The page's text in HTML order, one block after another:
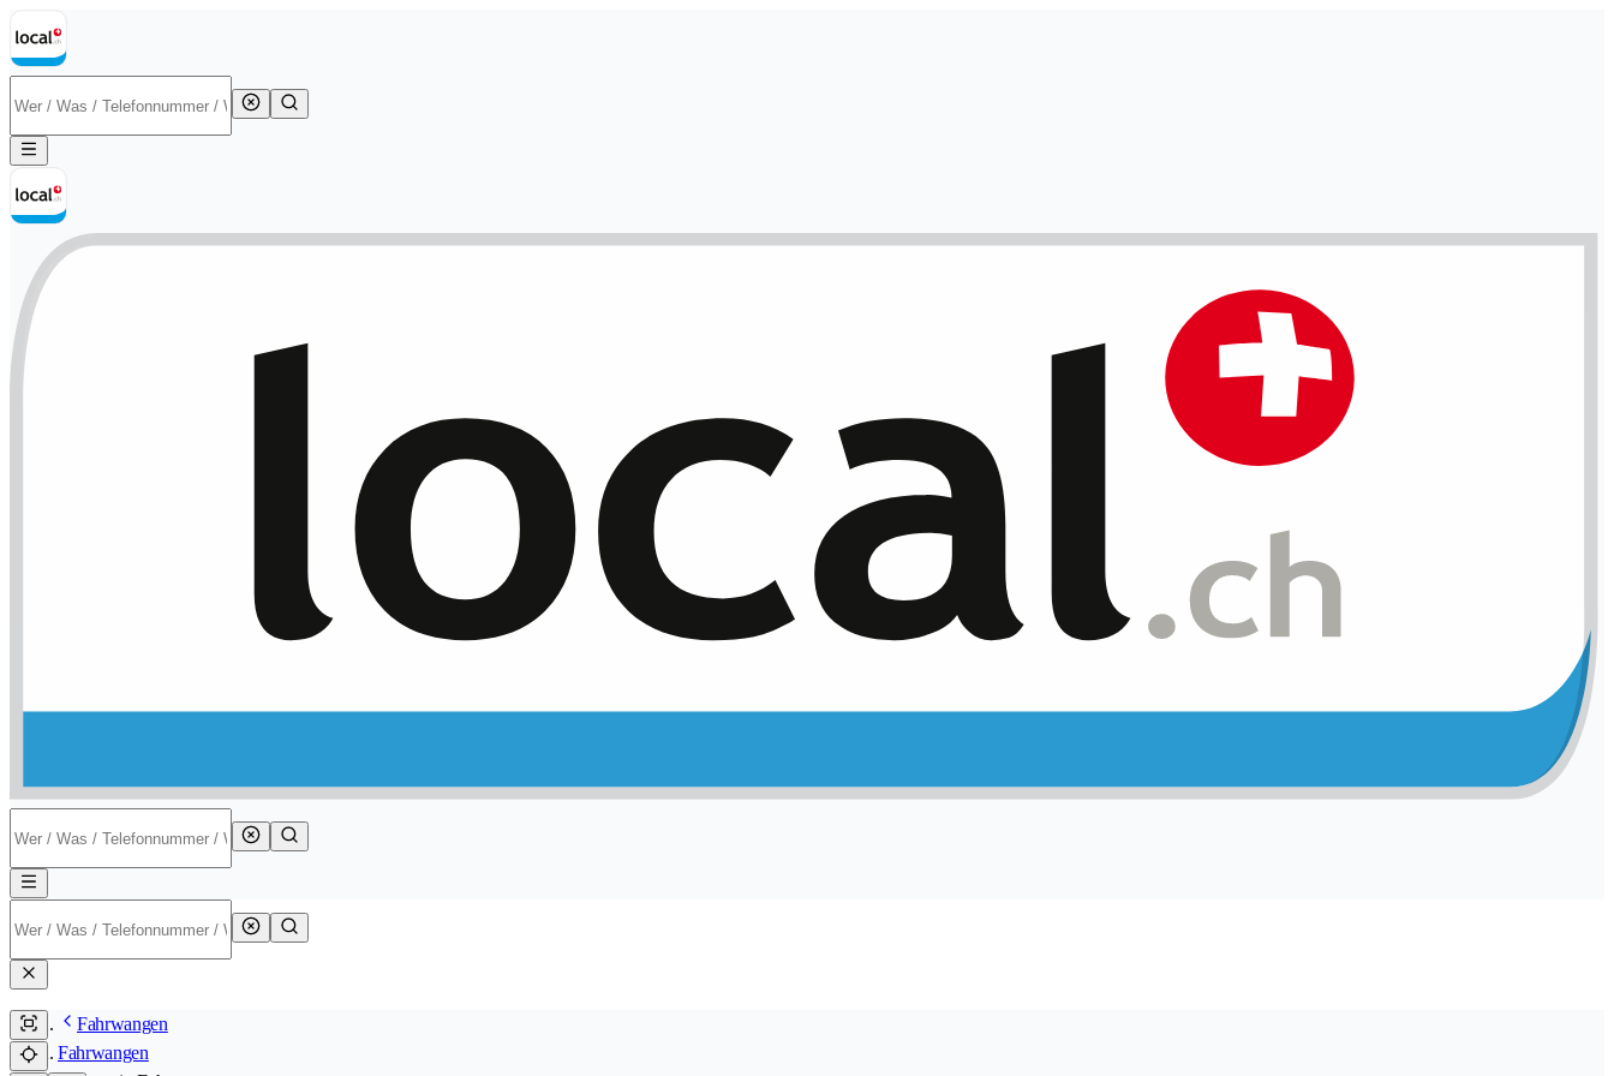
Fahrwangen
Fahrwangen